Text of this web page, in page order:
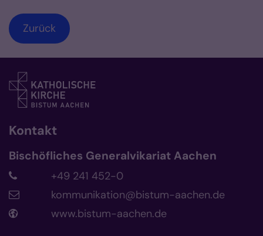
Zurück
Kontakt
Bischöfliches Generalvikariat Aachen
+49 241 452-0
kommunikation@bistum-aachen.de
www.bistum-aachen.de